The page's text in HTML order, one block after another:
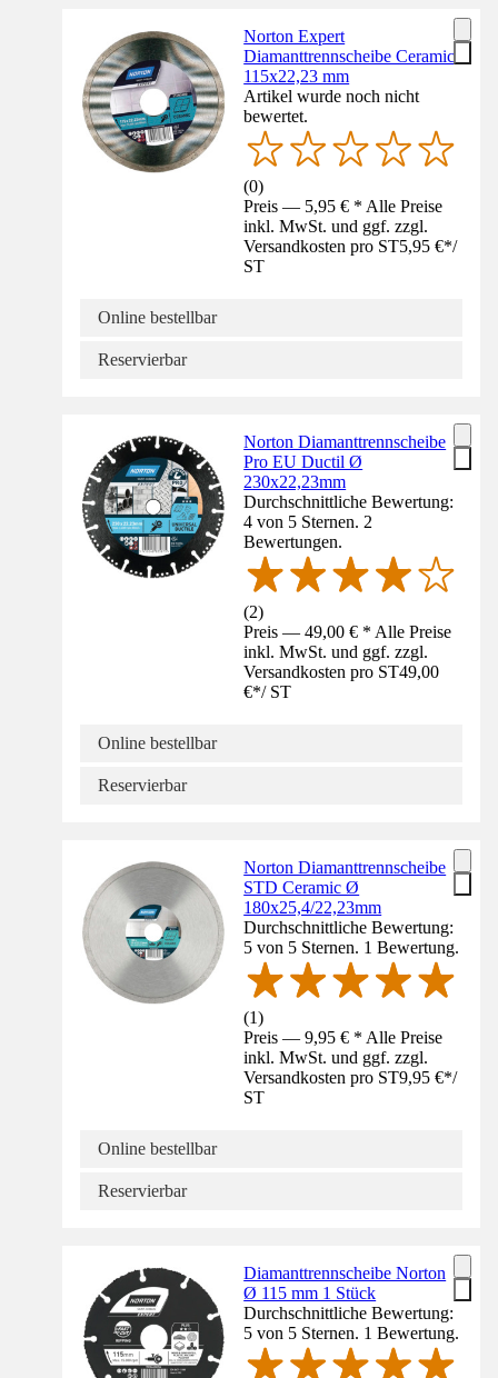
Norton Expert
Diamanttrennscheibe Ceramic
115x22,23 mm
Artikel wurde noch nicht
bewertet.
(0)
Preis — 5,95 € * Alle Preise
inkl. MwSt. und ggf. zzgl.
Versandkosten pro ST5,95 €*/
ST
Online bestellbar
Reservierbar
Norton Diamanttrennscheibe
Pro EU Ductil Ø
230x22,23mm
Durchschnittliche Bewertung:
4 von 5 Sternen. 2
Bewertungen.
(2)
Preis — 49,00 € * Alle Preise
inkl. MwSt. und ggf. zzgl.
Versandkosten pro ST49,00
€*/ ST
Online bestellbar
Reservierbar
Norton Diamanttrennscheibe
STD Ceramic Ø
180x25,4/22,23mm
Durchschnittliche Bewertung:
5 von 5 Sternen. 1 Bewertung.
(1)
Preis — 9,95 € * Alle Preise
inkl. MwSt. und ggf. zzgl.
Versandkosten pro ST9,95 €*/
ST
Online bestellbar
Reservierbar
Diamanttrennscheibe Norton
Ø 115 mm 1 Stück
Durchschnittliche Bewertung:
5 von 5 Sternen. 1 Bewertung.